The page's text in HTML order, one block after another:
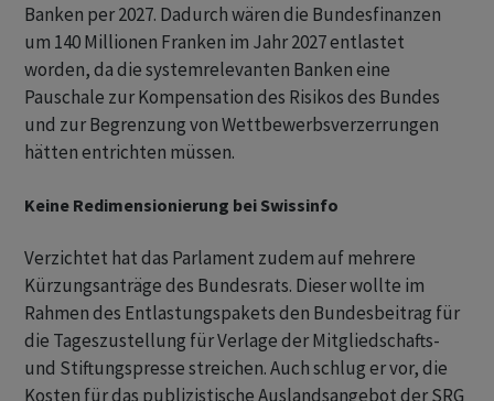
Banken per 2027. Dadurch wären die Bundesfinanzen
um 140 Millionen Franken im Jahr 2027 entlastet
worden, da die systemrelevanten Banken eine
Pauschale zur Kompensation des Risikos des Bundes
und zur Begrenzung von Wettbewerbsverzerrungen
hätten entrichten müssen.
Keine Redimensionierung bei Swissinfo
Verzichtet hat das Parlament zudem auf mehrere
Kürzungsanträge des Bundesrats. Dieser wollte im
Rahmen des Entlastungspakets den Bundesbeitrag für
die Tageszustellung für Verlage der Mitgliedschafts-
und Stiftungspresse streichen. Auch schlug er vor, die
Kosten für das publizistische Auslandsangebot der SRG